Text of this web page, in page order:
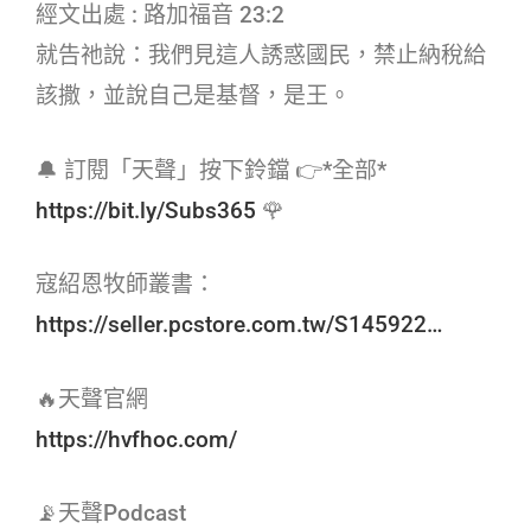
經文出處 : 路加福音 23:2
就告祂說：我們見這人誘惑國民，禁止納稅給
該撒，並說自己是基督，是王。
🔔 訂閱「天聲」按下鈴鐺 👉*全部*
https://bit.ly/Subs365 🌹
寇紹恩牧師叢書：
https://seller.pcstore.com.tw/S145922…
🔥天聲官網
https://hvfhoc.com/
📡天聲Podcast